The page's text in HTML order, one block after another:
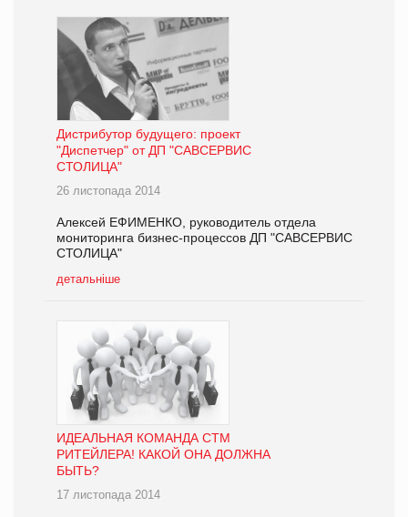
Дистрибутор будущего: проект
"Диспетчер" от ДП "САВСЕРВИС
СТОЛИЦА"
26 листопада 2014
Алексей ЕФИМЕНКО, руководитель отдела
мониторинга бизнес-процессов ДП "САВСЕРВИС
СТОЛИЦА"
детальніше
ИДЕАЛЬНАЯ КОМАНДА СТМ
РИТЕЙЛЕРА! КАКОЙ ОНА ДОЛЖНА
БЫТЬ?
17 листопада 2014